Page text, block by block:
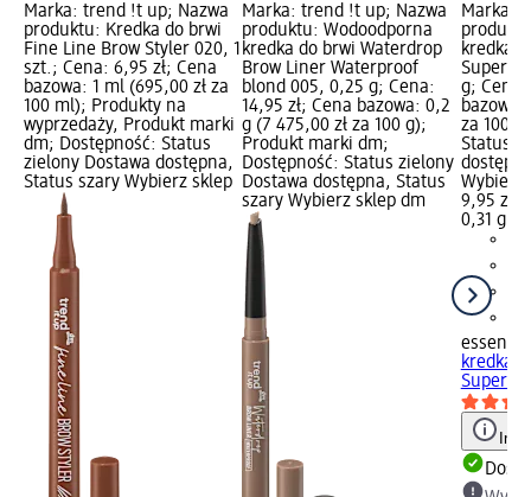
Marka: trend !t up; Nazwa
produktu: Kredka do brwi
Fine Line Brow Styler 020, 1
szt.; Cena: 6,95 zł; Cena
bazowa: 1 ml (695,00 zł za
100 ml); Produkty na
wyprzedaży, Produkt marki
dm; Dostępność: Status
zielony Dostawa dostępna,
Status szary Wybierz sklep
Marka: trend !t up; Nazwa
produktu: Wodoodporna
kredka do brwi Waterdrop
Brow Liner Waterproof
blond 005, 0,25 g; Cena:
14,95 zł; Cena bazowa: 0,2
g (7 475,00 zł za 100 g);
Produkt marki dm;
Dostępność: Status zielony
Dostawa dostępna, Status
szary Wybierz sklep dm
Marka:
kredka
g; Cena:
bazowa:
za 100
Status
Wybierz
9,95 zł
0,31 g (3
essence
kredka